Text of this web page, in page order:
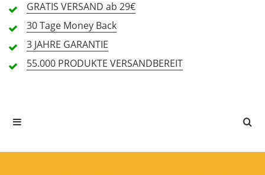
Preis/Leistung (5,0)
2 Rezensionen
5 Sterne
1 Sterne
0 Kunden
GRATIS VERSAND ab 29€
30 Tage Money Back
3 JAHRE GARANTIE
55.000 PRODUKTE VERSANDBEREIT